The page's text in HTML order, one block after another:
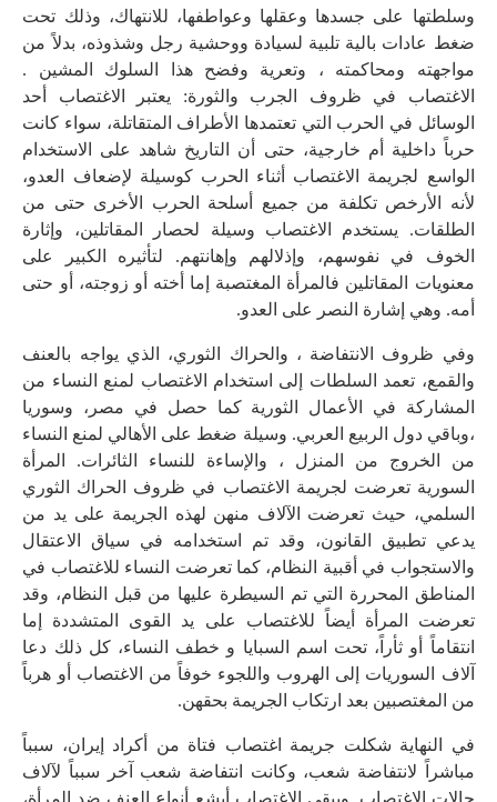
وسلطتها على جسدها وعقلها وعواطفها، للانتهاك، وذلك تحت
ضغط عادات بالية تلبية لسيادة ووحشية رجل وشذوذه، بدلاً من
مواجهته ومحاكمته ، وتعرية وفضح هذا السلوك المشين .
الاغتصاب في ظروف الجرب والثورة: يعتبر الاغتصاب أحد
الوسائل في الحرب التي تعتمدها الأطراف المتقاتلة، سواء كانت
حرباً داخلية أم خارجية، حتى أن التاريخ شاهد على الاستخدام
الواسع لجريمة الاغتصاب أثناء الحرب كوسيلة لإضعاف العدو،
لأنه الأرخص تكلفة من جميع أسلحة الحرب الأخرى حتى من
الطلقات. يستخدم الاغتصاب وسيلة لحصار المقاتلين، وإثارة
الخوف في نفوسهم، وإذلالهم وإهانتهم. لتأثيره الكبير على
معنويات المقاتلين فالمرأة المغتصبة إما أخته أو زوجته، أو حتى
أمه. وهي إشارة النصر على العدو.
وفي ظروف الانتفاضة ، والحراك الثوري، الذي يواجه بالعنف
والقمع، تعمد السلطات إلى استخدام الاغتصاب لمنع النساء من
المشاركة في الأعمال الثورية كما حصل في مصر، وسوريا
،وباقي دول الربيع العربي. وسيلة ضغط على الأهالي لمنع النساء
من الخروج من المنزل ، والإساءة للنساء الثائرات. المرأة
السورية تعرضت لجريمة الاغتصاب في ظروف الحراك الثوري
السلمي، حيث تعرضت الآلاف منهن لهذه الجريمة على يد من
يدعي تطبيق القانون، وقد تم استخدامه في سياق الاعتقال
والاستجواب في أقبية النظام، كما تعرضت النساء للاغتصاب في
المناطق المحررة التي تم السيطرة عليها من قبل النظام، وقد
تعرضت المرأة أيضاً للاغتصاب على يد القوى المتشددة إما
انتقاماً أو ثأراً، تحت اسم السبايا و خطف النساء، كل ذلك دعا
آلاف السوريات إلى الهروب واللجوء خوفاً من الاغتصاب أو هرباً
من المغتصبين بعد ارتكاب الجريمة بحقهن.
في النهاية شكلت جريمة اغتصاب فتاة من أكراد إيران، سبباً
مباشراً لانتفاضة شعب، وكانت انتفاضة شعب آخر سبباً لآلاف
حالات الاغتصاب. ويبقى الاغتصاب أبشع أنواع العنف ضد المرأة،